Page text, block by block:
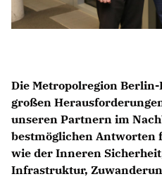
WICHTIGE
Die Metropolregion
großen
unseren Partnern im
bestmöglichen Antworten
wie der Inneren
Infrastruktur,